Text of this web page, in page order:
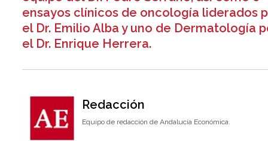
ensayos clínicos de oncología liderados
el Dr. Emilio Alba y uno de Dermatología
el Dr. Enrique Herrera.
Redacción
Equipo de redacción de Andalucía Económica.